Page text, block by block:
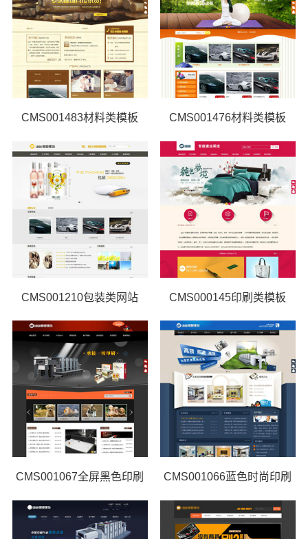
CMS001483材料类模板 CMS001476材料类模板
CMS001210包装类网站 CMS000145印刷类模板
CMS001067全屏黑色印刷 CMS001066蓝色时尚印刷